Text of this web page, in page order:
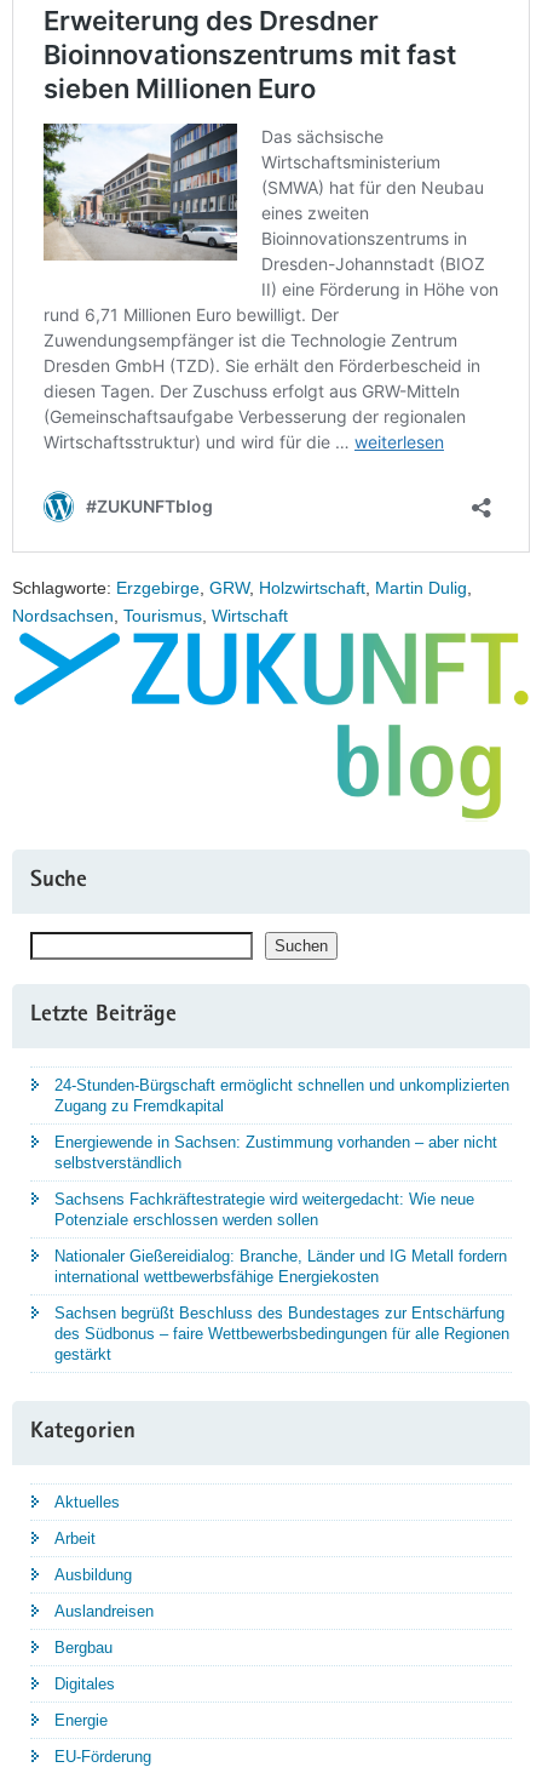
Schlagworte: Erzgebirge GRW, Holzwirtschaft Martin Dulig
Nordsachsen Tourismus Wirtschaft
Suche
Suchen
Letzte Beiträge
24-Stunden-Bürgschaft ermöglicht schnellen und unkomplizierten
Zugang zu Fremdkapital
Energiewende in Sachsen: Zustimmung vorhanden – aber nicht
selbstverständlich
Sachsens Fachkräftestrategie wird weitergedacht: Wie neue
Potenziale erschlossen werden sollen
Nationaler Gießereidialog: Branche, Länder und IG Metall fordern
international wettbewerbsfähige Energiekosten
Sachsen begrüßt Beschluss des Bundestages zur Entschärfung
des Südbonus – faire Wettbewerbsbedingungen für alle Regionen
gestärkt
Kategorien
Aktuelles
Arbeit
Ausbildung
Auslandreisen
Bergbau
Digitales
Energie
EU-Förderung